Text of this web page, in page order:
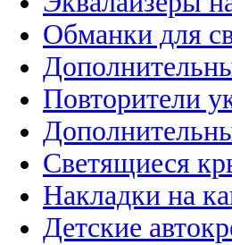
Обманки для
Повторители
Светящиеся
Накладки на
Детские